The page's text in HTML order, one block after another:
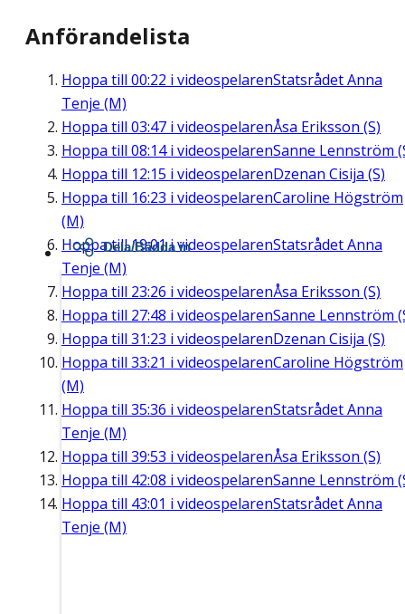
Anförandelista
Hoppa till 00:22 i videospelarenStatsrådet Anna
Tenje (M)
Hoppa till 03:47 i videospelarenÅsa Eriksson (S)
Hoppa till 08:14i videospelarenSanne Lennström
Hoppa till 12:15 i videospelarenDzenan Cisija (S)
Hoppa till 16:23 i videospelarenCaroline Högström
(M)
Hoppa till19:01i videospelarenStatsrådet Anna
Tenje (M)
Hoppa till 23:26 i videospelarenÅsa Eriksson (S)
Hoppa till 27:48 i videospelarenSanne Lennström
Hoppa till 31:23 i videospelarenDzenan Cisija (S)
Hoppa till 33:21 i videospelarenCaroline Högström
(M)
Hoppa till 35:36 i videospelarenStatsrådet Anna
Tenje (M)
Hoppa till 39:53 i videospelarenÅsa Eriksson (S)
Hoppa till 42:08 i videospelarenSanne Lennström
Hoppa till 43:01 i videospelarenStatsrådet Anna
Tenje (M)
Dela/Bädda in